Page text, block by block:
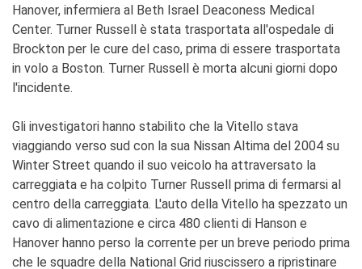
Hanover, infermiera al Beth Israel Deaconess Medical
Center. Turner Russell è stata trasportata all'ospedale di
Brockton per le cure del caso, prima di essere trasportata
in volo a Boston. Turner Russell è morta alcuni giorni dopo
l'incidente.
Gli investigatori hanno stabilito che la Vitello stava
viaggiando verso sud con la sua Nissan Altima del 2004 su
Winter Street quando il suo veicolo ha attraversato la
carreggiata e ha colpito Turner Russell prima di fermarsi al
centro della carreggiata. L'auto della Vitello ha spezzato un
cavo di alimentazione e circa 480 clienti di Hanson e
Hanover hanno perso la corrente per un breve periodo prima
che le squadre della National Grid riuscissero a ripristinare